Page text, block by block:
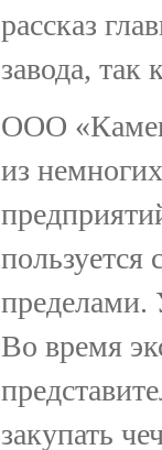
рассказ
завода, так
ООО
из
пользуется
пределами.
Во время
закупать